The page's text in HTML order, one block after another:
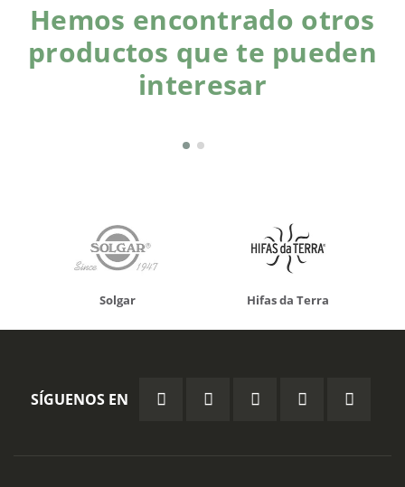
Hemos encontrado otros
productos que te pueden
interesar
Solgar Hifas da Terra
SÍGUENOS EN